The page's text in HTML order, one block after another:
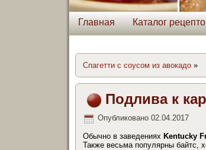
Главная Каталог
Спагетти с соусом из авокадо »
Подлива к
Опубликовано 02.04.2017
Обычно в заведениях Kentucky
Также весьма популярны байтс,